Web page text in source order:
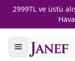
2999TL ve üstü